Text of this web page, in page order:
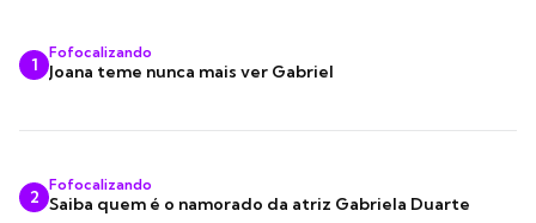
1
Fofocalizando
Joana teme nunca mais ver Gabriel
2
Fofocalizando
Saiba quem é o namorado da atriz Gabriela Duarte